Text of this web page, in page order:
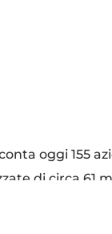
oggi 155
di circa 61